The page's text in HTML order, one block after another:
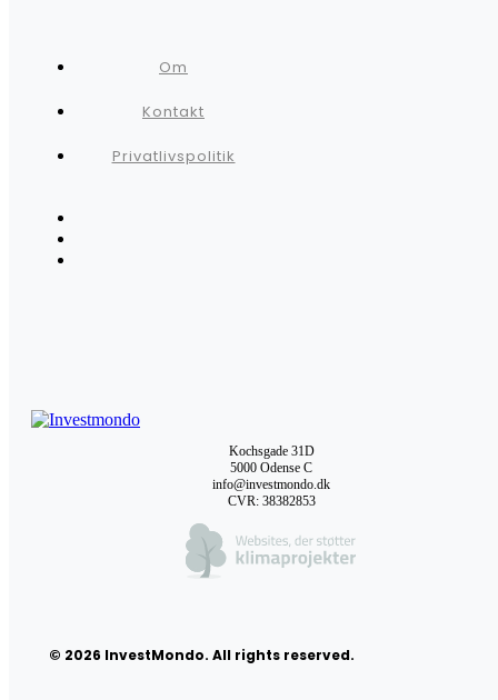
Om
Kontakt
Privatlivspolitik
Kochsgade 31D
5000 Odense C
info@investmondo.dk
CVR: 38382853
© 2026 InvestMondo. All rights reserved.